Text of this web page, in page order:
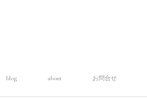
blog about お問合せ